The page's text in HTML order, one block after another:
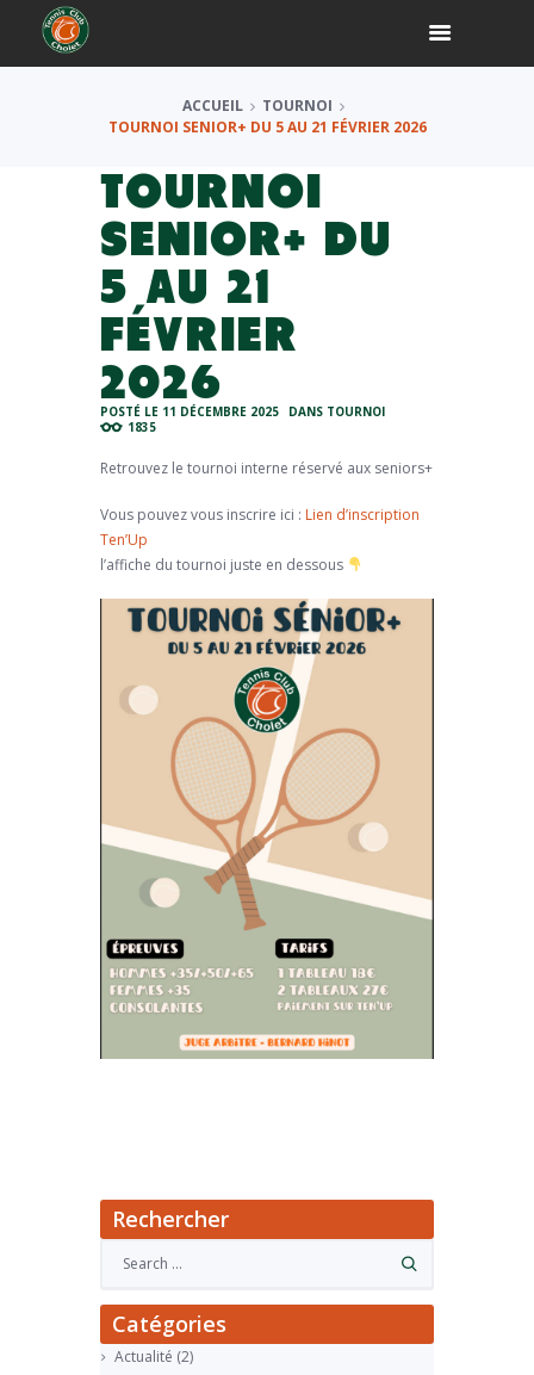
ACCUEIL
TOURNOI
TOURNOI SENIOR+ DU 5 AU 21 FÉVRIER 2026
TOURNOI
SENIOR+ DU
5 AU 21
FÉVRIER
2026
POSTÉ LE 11 DÉCEMBRE 2025 DANS TOURNOI
1835
Retrouvez le tournoi interne réservé aux seniors+
Vous pouvez vous inscrire ici : Lien d’inscription
Ten’Up
l’affiche du tournoi juste en dessous
Rechercher
Catégories
Actualité (2)